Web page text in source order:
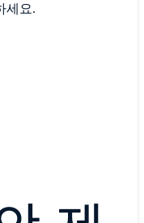
세요.